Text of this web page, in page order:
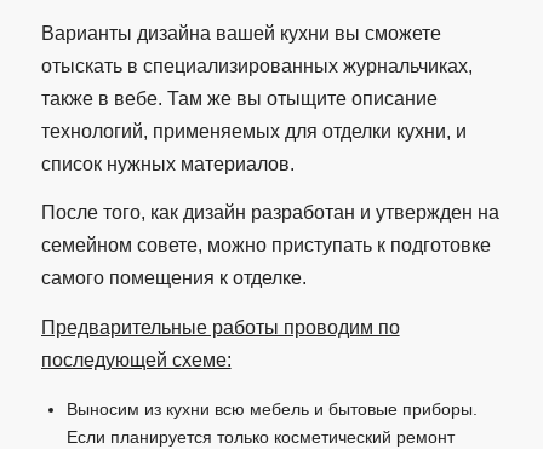
Варианты дизайна вашей кухни вы сможете
отыскать в специализированных журнальчиках,
также в вебе. Там же вы отыщите описание
технологий, применяемых для отделки кухни, и
список нужных материалов.
После того, как дизайн разработан и утвержден на
семейном совете, можно приступать к подготовке
самого помещения к отделке.
Предварительные работы проводим по
последующей схеме:
Выносим из кухни всю мебель и бытовые приборы.
Если планируется только косметический ремонт